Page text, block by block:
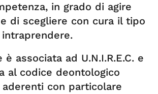
in grado di agire
di scegliere con cura il tipo
è associata ad U.N.I.R.E.C. e
al codice deontologico
con particolare